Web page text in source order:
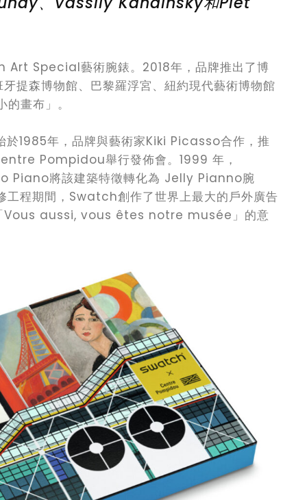
Special藝術腕錶。2018年，品牌推出了博
提森博物館、巴黎羅浮宮、紐約現代藝術博物館
畫布」。
1985年，品牌與藝術家Kiki Picasso合作，推
Pompidou舉行發佈會。1999 年，
Piano將該建築特徵轉化為 Jelly Pianno腕
程期間，Swatch創作了世界上最大的戶外廣告
Vous aussi, vous êtes notre musée」的意